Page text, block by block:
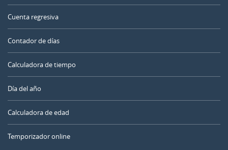
Cuenta regresiva
Contador de días
Calculadora de tiempo
Día del año
Calculadora de edad
Temporizador online